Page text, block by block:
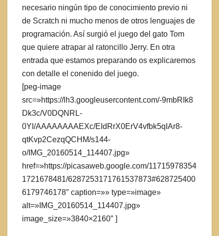
necesario ningún tipo de conocimiento previo ni
de Scratch ni mucho menos de otros lenguajes de
programación. Así surgió el juego del gato Tom
que quiere atrapar al ratoncillo Jerry. En otra
entrada que estamos preparando os explicaremos
con detalle el conenido del juego.
[peg-image
src=»https://lh3.googleusercontent.com/-9mbRIk8
Dk3c/V0DQNRL-
0YI/AAAAAAAAEXc/EIdRrX0ErV4vfbk5qIAr8-
qtKvp2CezqQCHM/s144-
o/IMG_20160514_114407.jpg»
href=»https://picasaweb.google.com/11715978354
1721678481/6287253171761537873#628725400
6179746178″ caption=»» type=»image»
alt=»IMG_20160514_114407.jpg»
image_size=»3840×2160″ ]